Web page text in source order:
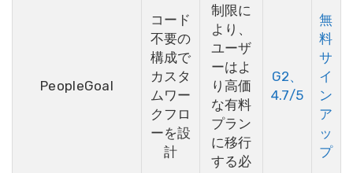
PeopleGoal
コード
不要の
構成で
カスタ
ムワー
クフロ
ーを設
計
制限に
より、
ユーザ
ーはよ
り高価
な有料
プラン
に移行
する必
G2、
4.7/5
無
料
サ
イ
ン
ア
ッ
プ